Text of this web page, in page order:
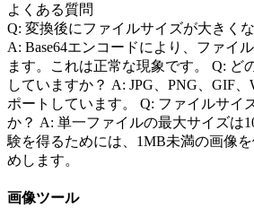
よくある質問
Q: 変換後にファイルサイズが大きく
A: Base64エンコードにより、ファイ
ます。これは正常な現象です。 Q: ど
していますか？ A: JPG、PNG、GIF、
ポートしています。 Q: ファイルサイ
か？ A: 単一ファイルの最大サイズは
験を得るためには、1MB未満の画像
めします。
画像ツール